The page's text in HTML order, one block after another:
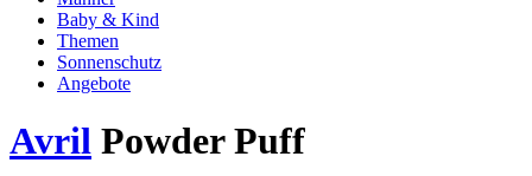
Baby & Kind
Themen
Sonnenschutz
Angebote
Avril Powder Puff